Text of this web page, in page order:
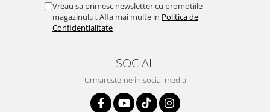
Vreau sa primesc newsletter cu promotiile
magazinului. Afla mai multe in Politica de
Confidentialitate
SOCIAL
Urmareste-ne in social media